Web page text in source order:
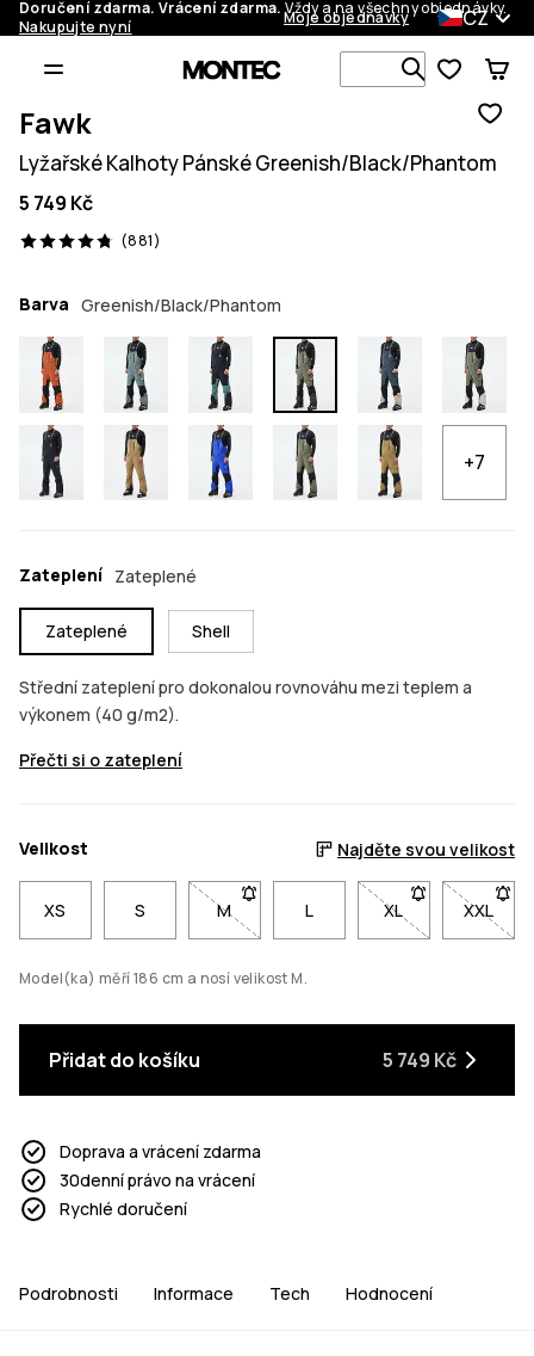
Doručení zdarma. Vrácení zdarma.Vždy a na všechny objednávky.
Nakupujte nyní
Moje objednávky CZ
Vyhledávej
Fawk
Lyžařské Kalhoty Pánské Greenish/Black/Phantom
5 749 Kč
(881)
881 recenze, 4.8/5
Barva Greenish/Black/Phantom
+7
Zateplení Zateplené
Zateplené Shell
Střední zateplení pro dokonalou rovnováhu mezi teplem a
výkonem (40 g/m2).
Přečti si o zateplení
Velikost Najděte svou velikost
XS S M- Velikost M není dostupná. Klikni pro
L XL- Velikost XL
XXL
-
Model(ka) měří 186 cm a nosí velikost M.
Přidat do košíku 5 749 Kč
Doprava a vrácení zdarma
30denní právo na vrácení
Rychlé doručení
Podrobnosti Informace Tech Hodnocení